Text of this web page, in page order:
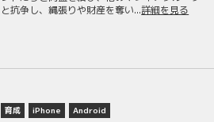
と抗争し、縄張りや財産を奪い...詳細を見る
育成 iPhone Android